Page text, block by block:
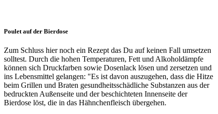
Poulet auf der Bierdose
Zum Schluss hier noch ein Rezept das Du auf keinen Fall umsetzen
solltest. Durch die hohen Temperaturen, Fett und Alkoholdämpfe
können sich Druckfarben sowie Dosenlack lösen und zersetzen und
ins Lebensmittel gelangen: "Es ist davon auszugehen, dass die Hitze
beim Grillen und Braten gesundheitsschädliche Substanzen aus der
bedruckten Außenseite und der beschichteten Innenseite der
Bierdose löst, die in das Hähnchenfleisch übergehen.